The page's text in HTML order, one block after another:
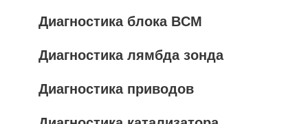
Диагностика блока BCM
Диагностика лямбда зонда
Диагностика приводов